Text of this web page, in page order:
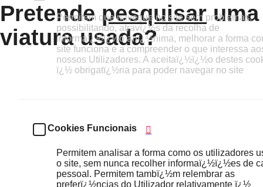
Pretendepesquisaruma
viatura usada?
Permitem que navegue no site sem problemas,
possibilitando, atravï¿½s da recolha de
informaï¿½ï¿½o anï¿½nima, melhorar a forma
site funciona e a compreender o que interessa
nossos Utilizadores. A aceitaï¿½ï¿½o destes
ï¿½ obrigatï¿½ria para poder navegar no site
Cookies Funcionais
Permitem analisar a forma como os utilizadores
o site, sem nunca recolher informaï¿½ï¿½es de
pessoal. Permitem tambï¿½m relembrar as
preferï¿½ncias do Utilizador relativamente ï¿½